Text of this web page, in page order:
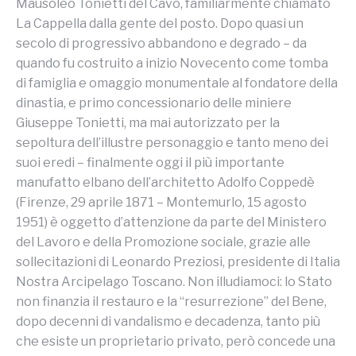
Mausoleo Tonietti del Cavo, familiarmente chiamato
La Cappella dalla gente del posto. Dopo quasi un
secolo di progressivo abbandono e degrado – da
quando fu costruito a inizio Novecento come tomba
di famiglia e omaggio monumentale al fondatore della
dinastia, e primo concessionario delle miniere
Giuseppe Tonietti, ma mai autorizzato per la
sepoltura dell’illustre personaggio e tanto meno dei
suoi eredi – finalmente oggi il più importante
manufatto elbano dell’architetto Adolfo Coppedè
(Firenze, 29 aprile 1871 – Montemurlo, 15 agosto
1951) è oggetto d’attenzione da parte del Ministero
del Lavoro e della Promozione sociale, grazie alle
sollecitazioni di Leonardo Preziosi, presidente di Italia
Nostra Arcipelago Toscano. Non illudiamoci: lo Stato
non finanzia il restauro e la “resurrezione” del Bene,
dopo decenni di vandalismo e decadenza, tanto più
che esiste un proprietario privato, però concede una